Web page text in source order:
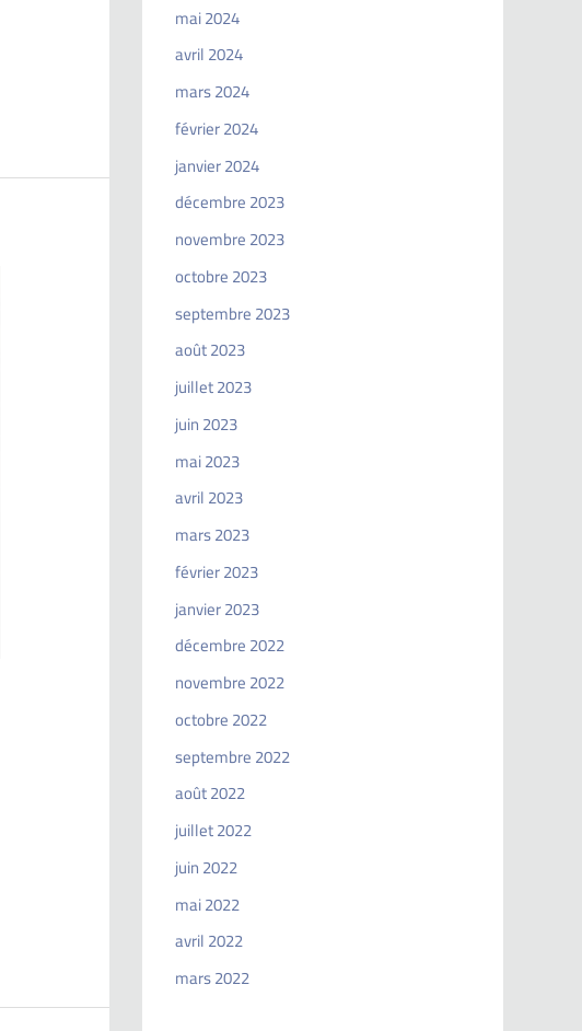
mai 2024
avril 2024
mars 2024
février 2024
janvier 2024
décembre 2023
novembre 2023
octobre 2023
septembre 2023
août 2023
juillet 2023
juin 2023
mai 2023
avril 2023
mars 2023
février 2023
janvier 2023
décembre 2022
novembre 2022
octobre 2022
septembre 2022
août 2022
juillet 2022
juin 2022
mai 2022
avril 2022
mars 2022